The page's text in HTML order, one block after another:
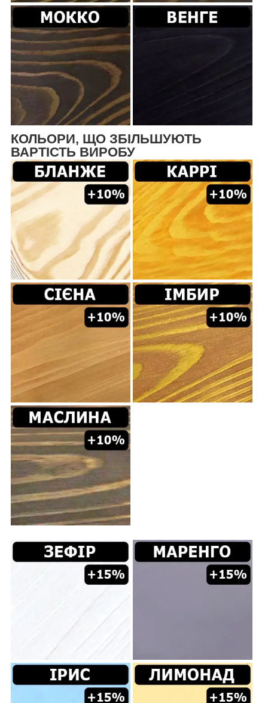
КОЛЬОРИ, ЩО ЗБІЛЬШУЮТЬ
ВАРТІСТЬ ВИРОБУ